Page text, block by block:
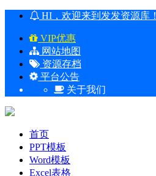
HI，欢迎来到发发资源库！
VIP优惠
网站地图
资源存档
平台公告
关于我们
首页
PPT模板
Word模板
Excel表格